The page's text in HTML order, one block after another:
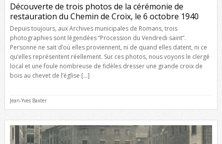
Découverte de trois photos de la cérémonie de
restauration du Chemin de Croix, le 6 octobre 1940
Depuis toujours, aux Archives municipales de Romans, trois
photographies sont légendées “Procession du Vendredi saint”.
Personne ne sait d’où elles proviennent, ni de quand elles datent, ni ce
qu’elles représentent réellement. Sur ces photos, nous voyons le clergé
local et une foule nombreuse de fidèles dresser une grande croix de
bois au chevet de l’église […]
Jean-Yves Baxter